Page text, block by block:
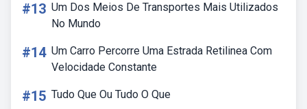
#13 Um Dos Meios De Transportes Mais Utilizados
No Mundo
#14 Um Carro Percorre Uma Estrada Retilinea Com
Velocidade Constante
#15 Tudo Que Ou Tudo O Que